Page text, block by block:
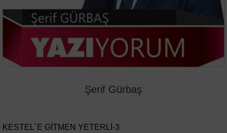
Şerif Gürbaş
KESTEL´E GİTMEN YETERLİ-3